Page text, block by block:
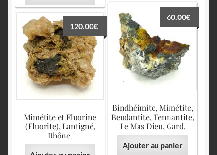
Bindhéimite, Mimétite,
Beudantite, Tennantite,
Le Mas Dieu, Gard.
60.00€
Ajouter au panier
Mimétite et Fluorine
(Fluorite), Lantigné,
Rhône.
120.00€